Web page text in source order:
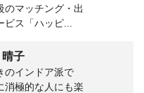
のマッチング・出
ビス「ハッピ...
子
のインドア派で
消極的な人にも楽